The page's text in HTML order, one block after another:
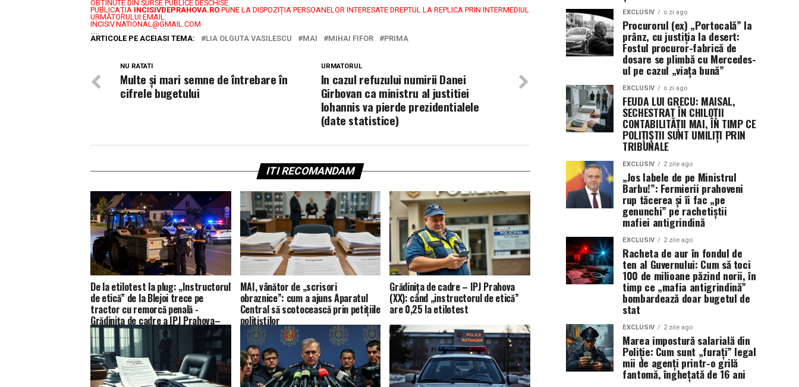
OBȚINUTE DIN SURSE PUBLICE DESCHISE.
PUBLICAȚIA INCISIVDEPRAHOVA.RO PUNE LA DISPOZIȚIA PERSOANELOR INTERESATE DREPTUL LA REPLICA PRIN INTERMEDIUL
URMĂTORULUI EMAIL:
INCISIV.NATIONAL@GMAIL.COM
.....
ARTICOLE PE ACEIASI TEMA:
LIA OLGUTA VASILESCU MAI MIHAI FIFOR PRIMA
URMATORUL
In cazul refuzului numirii Danei
Girbovan ca ministru al justitiei
Iohannis va pierde prezidentialele
(date statistice)
NU RATATI
Multe și mari semne de întrebare în
cifrele bugetului
ITI RECOMANDAM
De la etilotest la plug: „Instructorul
de etică” de la Blejoi trece pe
tractor cu remorcă penală -
Grădinița de cadre a IPJ Prahova–
sezonul XXIX
MAI, vânător de „scrisori
obraznice”: cum a ajuns Aparatul
Central să scotocească prin petițiile
polițiștilor
Grădinița de cadre – IPJ Prahova
(XX): când „instructorul de etică”
are 0,25 la etilotest
EXCLUSIV o zi ago
Procurorul (ex) „Portocală” la
prânz, cu justiția la desert:
Fostul procuror-fabrică de
dosare se plimbă cu Mercedes-
ul pe cazul „viața bună”
EXCLUSIV o zi ago
FEUDA LUI GRECU: MAISAL,
SECHESTRAT ÎN CHILOȚII
CONTABILITĂȚII MAI, ÎN TIMP CE
POLIȚIȘTII SUNT UMILIȚI PRIN
TRIBUNALE
EXCLUSIV 2 zile ago
„Jos labele de pe Ministrul
Barbu!”: Fermierii prahoveni
rup tăcerea și îi fac „pe
genunchi” pe rachetiștii
mafiei antigrindină
EXCLUSIV 2 zile ago
Racheta de aur în fondul de
ten al Guvernului: Cum să toci
100 de milioane păzind norii, în
timp ce „mafia antigrindină”
bombardează doar bugetul de
stat
EXCLUSIV 2 zile ago
Marea impostură salarială din
Poliție: Cum sunt „furați” legal
mii de agenți printr-o grilă
fantomă, înghețată de 16 ani